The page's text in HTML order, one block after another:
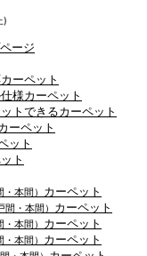
)
ージ
ーペット
様カーペット
トできるカーペット
ーペット
ット
ト
・本間） カーペット
間・本間） カーペット
・本間） カーペット
・本間） カーペット